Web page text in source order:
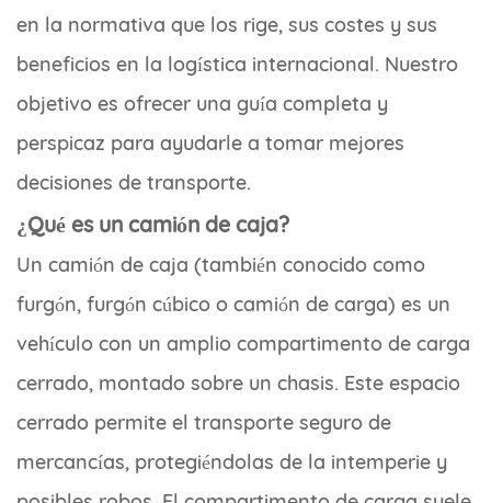
en la normativa que los rige, sus costes y sus
beneficios en la logística internacional. Nuestro
objetivo es ofrecer una guía completa y
perspicaz para ayudarle a tomar mejores
decisiones de transporte.
¿Qué es un camión de caja?
Un camión de caja (también conocido como
furgón, furgón cúbico o camión de carga) es un
vehículo con un amplio compartimento de carga
cerrado, montado sobre un chasis. Este espacio
cerrado permite el transporte seguro de
mercancías, protegiéndolas de la intemperie y